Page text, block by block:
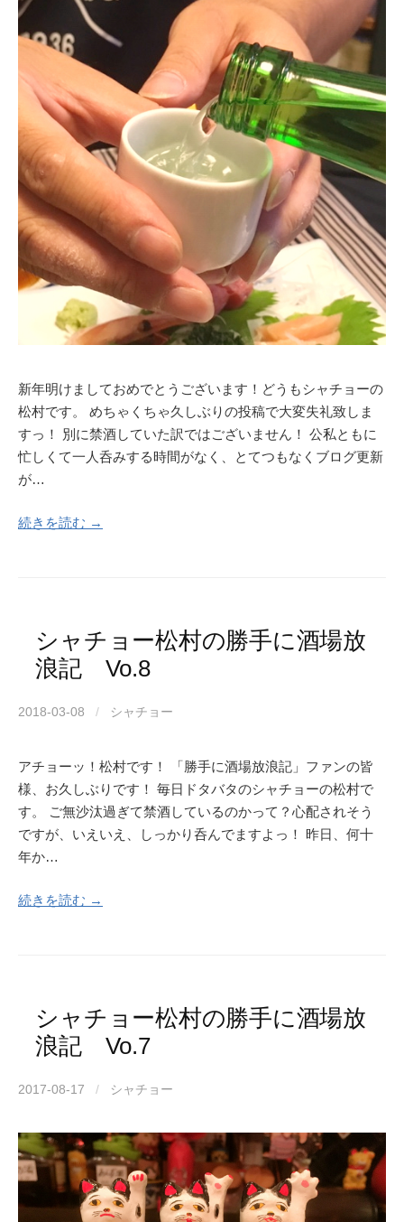
新年明けましておめでとうございます！どうもシャチョーの
松村です。 めちゃくちゃ久しぶりの投稿で大変失礼致しま
すっ！ 別に禁酒していた訳ではございません！ 公私ともに
忙しくて一人呑みする時間がなく、とてつもなくブログ更新
が…
続きを読む →
シャチョー松村の勝手に酒場放
浪記 Vo.8
2018-03-08 / シャチョー
アチョーッ！松村です！ 「勝手に酒場放浪記」ファンの皆
様、お久しぶりです！ 毎日ドタバタのシャチョーの松村で
す。 ご無沙汰過ぎて禁酒しているのかって？心配されそう
ですが、いえいえ、しっかり呑んでますよっ！ 昨日、何十
年か…
続きを読む →
シャチョー松村の勝手に酒場放
浪記 Vo.7
2017-08-17 / シャチョー